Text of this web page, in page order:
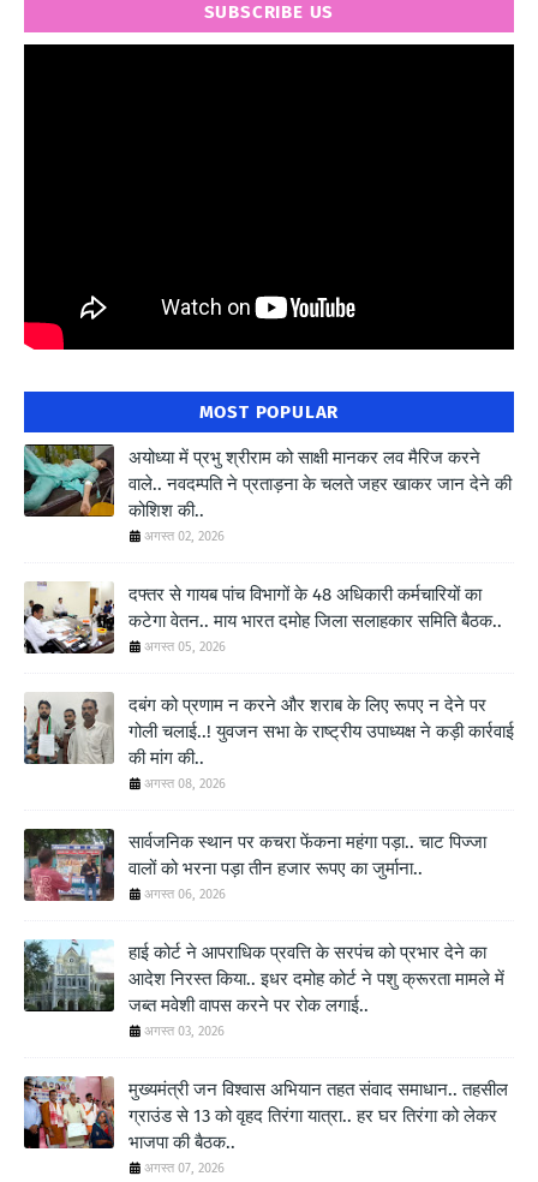
SUBSCRIBE US
MOST POPULAR
अयोध्या में प्रभु श्रीराम को साक्षी मानकर लव मैरिज करने
वाले.. नवदम्पति ने प्रताड़ना के चलते जहर खाकर जान देने की
कोशिश की..
अगस्त 02, 2026
दफ्तर से गायब पांच विभागों के 48 अधिकारी कर्मचारियों का
कटेगा वेतन.. माय भारत दमोह जिला सलाहकार समिति बैठक..
अगस्त 05, 2026
दबंग को प्रणाम न करने और शराब के लिए रूपए न देने पर
गोली चलाई..! युवजन सभा के राष्ट्रीय उपाध्यक्ष ने कड़ी कार्रवाई
की मांग की..
अगस्त 08, 2026
सार्वजनिक स्थान पर कचरा फेंकना महंगा पड़ा.. चाट पिज्जा
वालों को भरना पड़ा तीन हजार रूपए का जुर्माना..
अगस्त 06, 2026
हाई कोर्ट ने आपराधिक प्रवत्ति के सरपंच को प्रभार देने का
आदेश निरस्त किया.. इधर दमोह कोर्ट ने पशु क्रूरता मामले में
जब्त मवेशी वापस करने पर रोक लगाई..
अगस्त 03, 2026
मुख्यमंत्री जन विश्वास अभियान तहत संवाद समाधान.. तहसील
ग्राउंड से 13 को वृहद तिरंगा यात्रा.. हर घर तिरंगा को लेकर
भाजपा की बैठक..
अगस्त 07, 2026